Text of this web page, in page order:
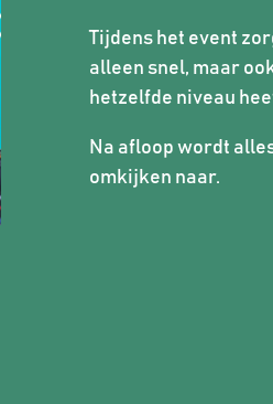
Tijdens het event
alleen snel, maar
hetzelfde niveau
Na afloop wordt
omkijken naar.